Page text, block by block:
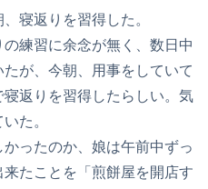
寝返りを習得した。
練習に余念が無く、数日中
が、今朝、用事をしていて
返りを習得したらしい。気
た。
ったのか、娘は午前中ずっ
たことを「煎餅屋を開店す